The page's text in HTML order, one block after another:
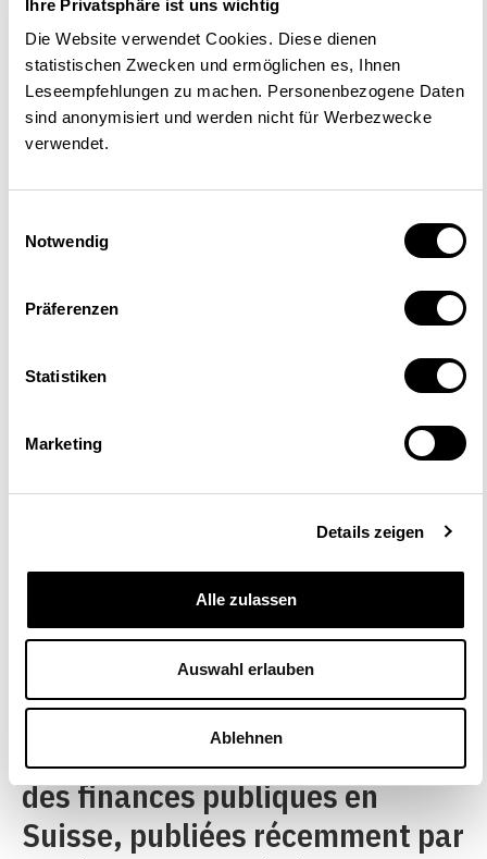
Ihre Privatsphäre ist uns wichtig
Die Website verwendet Cookies. Diese dienen
statistischen Zwecken und ermöglichen es, Ihnen
Leseempfehlungen zu machen. Personenbezogene Daten
sind anonymisiert und werden nicht für Werbezwecke
verwendet.
Notwendig
Präferenzen
Statistiken
Marketing
Details zeigen
Alle zulassen
Auswahl erlauben
Ablehnen
mise en œuvre de la RIE III. À
l’heure actuelle, il n’est pas
encore possible de prévoir
l’impact exact de cette réforme
sur les différents cantons.
Les cantons supportent des coûts
Sur le plan des dépenses, la
hausse des coûts de la santé et
de l’aide sociale représente un
défi majeur. Il existe des
risques considérables pour les
finances cantonales,
notamment dans le domaine de
la migration et de l’intégration.
Les perspectives à long terme
des finances publiques en
Suisse, publiées récemment par